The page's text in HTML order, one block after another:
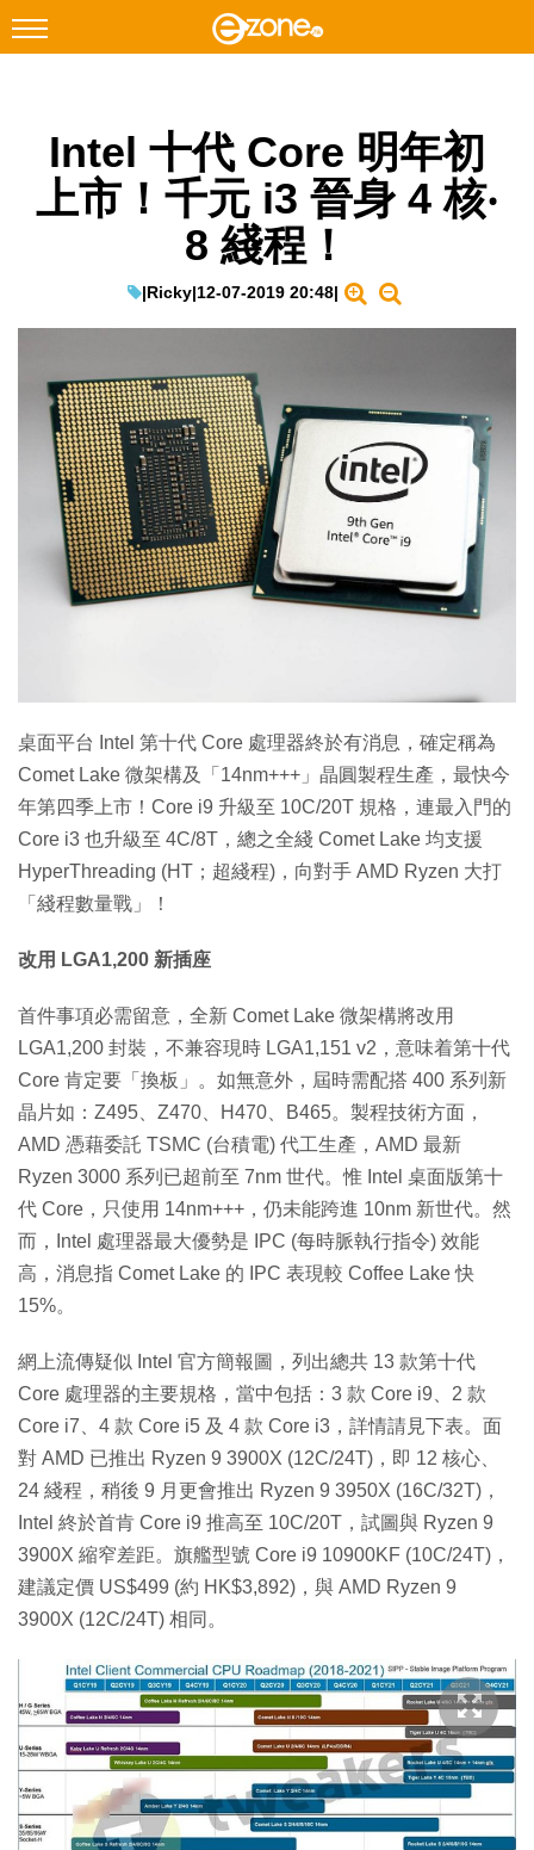
Facebook Instagram
科技焦點
教學評測
EduTech
IT Times
生成式AI與雲端應用
Enterprise Digital Transformation
Intel 十代 Core 明年初
上市！千元 i3 晉身 4 核‧
8 綫程！
|Ricky|12-07-2019 20:48|
桌面平台 Intel 第十代 Core 處理器終於有消息，確定稱為
Comet Lake 微架構及「14nm+++」晶圓製程生產，最快今
年第四季上市！Core i9 升級至 10C/20T 規格，連最入門的
Core i3 也升級至 4C/8T，總之全綫 Comet Lake 均支援
HyperThreading (HT；超綫程)，向對手 AMD Ryzen 大打
「綫程數量戰」！
改用 LGA1,200 新插座
首件事項必需留意，全新 Comet Lake 微架構將改用
LGA1,200 封裝，不兼容現時 LGA1,151 v2，意味着第十代
Core 肯定要「換板」。如無意外，屆時需配搭 400 系列新
晶片如：Z495、Z470、H470、B465。製程技術方面，
AMD 憑藉委託 TSMC (台積電) 代工生產，AMD 最新
Ryzen 3000 系列已超前至 7nm 世代。惟 Intel 桌面版第十
代 Core，只使用 14nm+++，仍未能跨進 10nm 新世代。然
而，Intel 處理器最大優勢是 IPC (每時脈執行指令) 效能
高，消息指 Comet Lake 的 IPC 表現較 Coffee Lake 快
15%。
網上流傳疑似 Intel 官方簡報圖，列出總共 13 款第十代
Core 處理器的主要規格，當中包括：3 款 Core i9、2 款
Core i7、4 款 Core i5 及 4 款 Core i3，詳情請見下表。面
對 AMD 已推出 Ryzen 9 3900X (12C/24T)，即 12 核心、
24 綫程，稍後 9 月更會推出 Ryzen 9 3950X (16C/32T)，
Intel 終於首肯 Core i9 推高至 10C/20T，試圖與 Ryzen 9
3900X 縮窄差距。旗艦型號 Core i9 10900KF (10C/24T)，
建議定價 US$499 (約 HK$3,892)，與 AMD Ryzen 9
3900X (12C/24T) 相同。